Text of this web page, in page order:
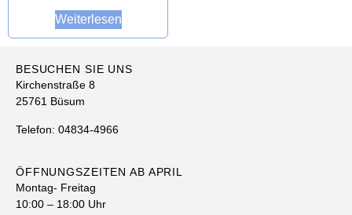
Weiterlesen
BESUCHEN SIE UNS
Kirchenstraße 8
25761 Büsum
Telefon: 04834-4966
ÖFFNUNGSZEITEN AB APRIL
Montag- Freitag
10:00 – 18:00 Uhr